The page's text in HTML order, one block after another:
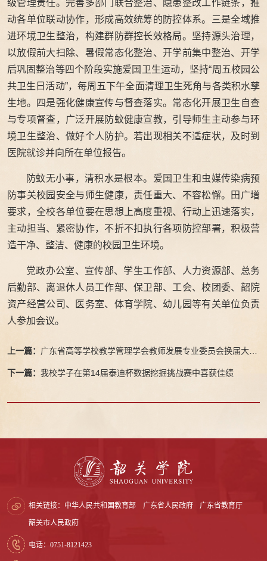
级管理责任。完善多部门联合整治、隐患整改工作链条，推
动各单位联动协作，形成高效统筹的防控体系。三是全域推
进环境卫生整治，构建群防群控长效格局。坚持源头治理，
以放假前大扫除、暑假常态化整治、开学前集中整治、开学
后巩固整治等四个阶段实施爱国卫生运动，坚持“周五校园公
共卫生日活动”，每周五下午全面清理卫生死角与各类积水孳
生地。四是强化健康宣传与督查落实。常态化开展卫生自查
与专项督查，广泛开展防蚊健康宣教，引导师生主动参与环
境卫生整治、做好个人防护。若出现相关不适症状，及时到
医院就诊并向所在单位报告。
防蚊无小事，清积水是根本。爱国卫生和虫媒传染病预
防事关校园安全与师生健康，责任重大、不容松懈。 田广增
要求， 全校各单位要在思想上高度重视、行动上迅速落实，
主动担当、紧密协作，不折不扣执行各项防控部署，积极营
造干净、整洁、健康的校园卫生环境。
党政办公室、宣传部、学生工作部、人力资源部、总务
后勤部、离退休人员工作部、保卫部、工会、校团委、韶院
资产经营公司、医务室、体育学院、幼儿园等有关单位负责
人参加会议。
上一篇： 广东省高等学校教学管理学会教师发展专业委员会换届大会
下一篇： 我校学子在第14届泰迪杯数据挖掘挑战赛中喜获佳绩
相关链接： 中华人民共和国教育部 广东省人民政府 广东省教育厅
韶关市人民政府
电话：0751-8121423